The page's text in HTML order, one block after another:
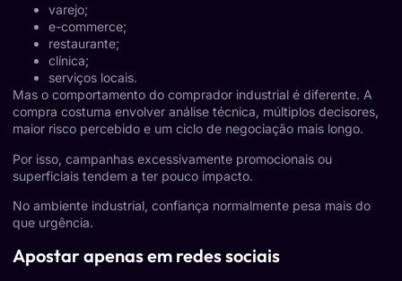
varejo;
e-commerce;
restaurante;
clínica;
serviços locais.
Mas o comportamento do comprador industrial é diferente. A
compra costuma envolver análise técnica, múltiplos decisores,
maior risco percebido e um ciclo de negociação mais longo.
Por isso, campanhas excessivamente promocionais ou
superficiais tendem a ter pouco impacto.
No ambiente industrial, confiança normalmente pesa mais do
que urgência.
Apostar apenas em redes sociais